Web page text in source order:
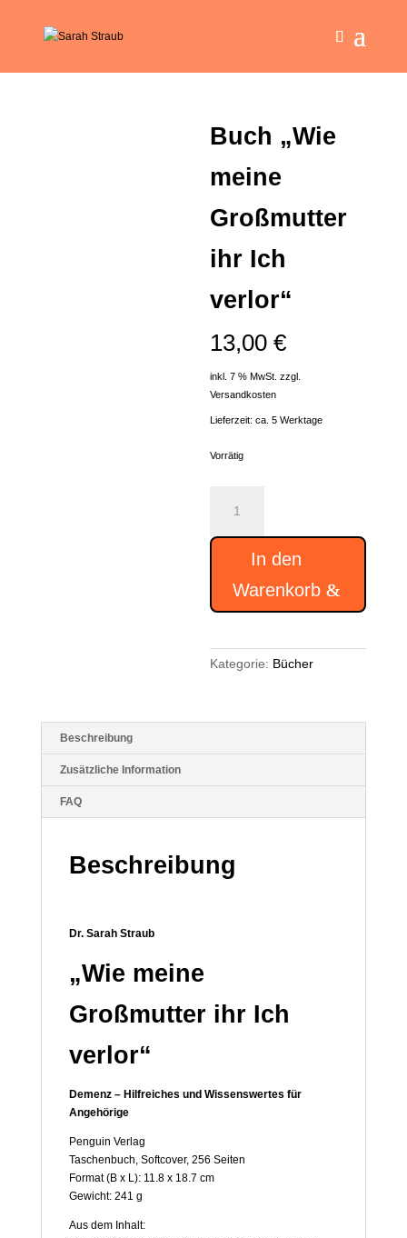
Buch „Wie
meine
Großmutter
ihr Ich
verlor“
13,00€
inkl. 7 % MwSt. zzgl.
Versandkosten
Lieferzeit:ca. 5 Werktage
Vorrätig
verlor"
In den
Warenkorb
Kategorie: Bücher
Beschreibung
Zusätzliche Information
FAQ
Beschreibung
Dr. Sarah Straub
„Wie meine
Großmutter ihr Ich
verlor“
Demenz – Hilfreiches und Wissenswertes für
Angehörige
Penguin Verlag
Taschenbuch, Softcover, 256 Seiten
Format (B x L): 11.8 x 18.7 cm
Gewicht: 241 g
Aus dem Inhalt: